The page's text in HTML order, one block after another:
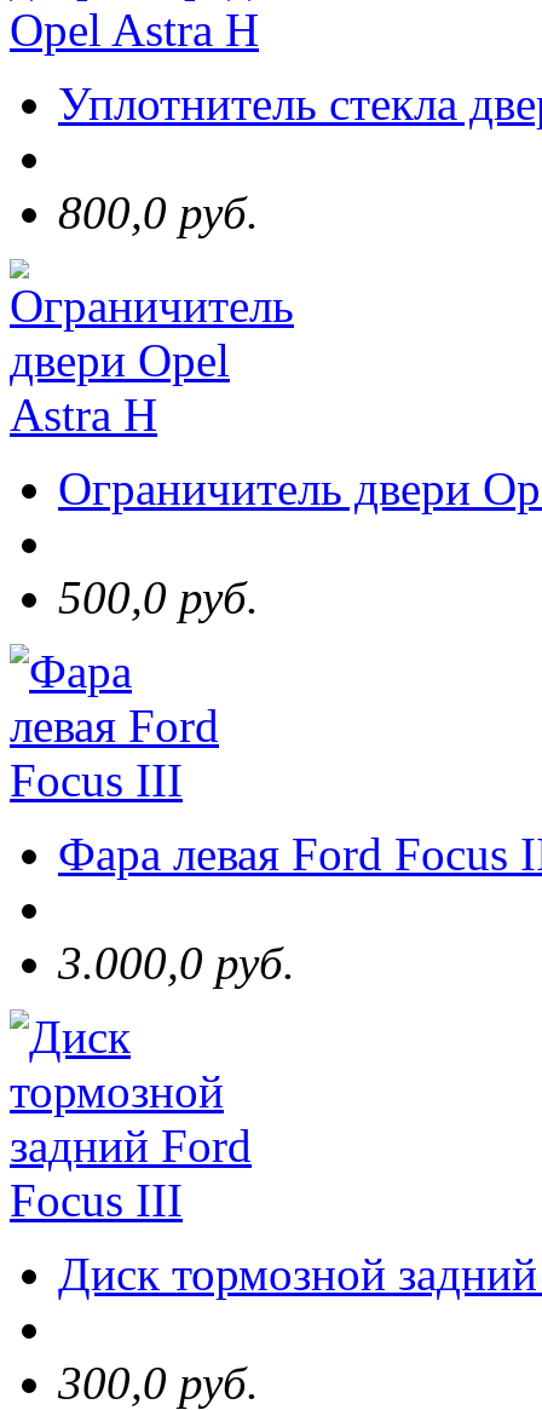
Уплотнитель стекла
800,0 руб.
Ограничитель двери
500,0 руб.
Фара левая Ford Focus
3.000,0 руб.
Диск тормозной
300,0 руб.